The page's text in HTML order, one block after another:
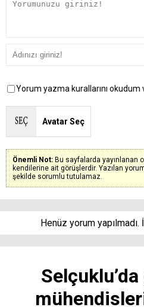
Yorum yazma kurallarını okudum
Avatar Seç
Önemli Not: Bu sayfalarda yayınlanan
kendilerine ait görüşlerdir. Yazılan
şekilde sorumlu tutulamaz.
Henüz yorum